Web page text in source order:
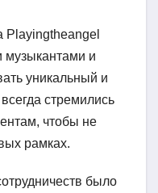
Playingtheangel
музыкантами и
уникальный и
стремились
чтобы не
рамках.
было